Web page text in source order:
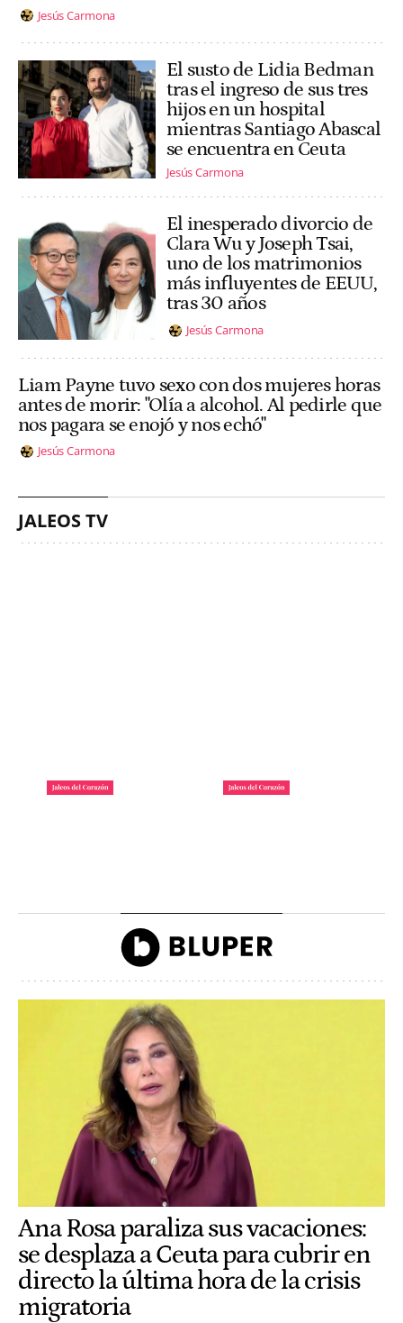
Jesús Carmona
El susto de Lidia Bedman
tras el ingreso de sus tres
hijos en un hospital
mientras Santiago Abascal
se encuentra en Ceuta
Jesús Carmona
El inesperado divorcio de
Clara Wu y Joseph Tsai,
uno de los matrimonios
más influyentes de EEUU,
tras 30 años
Jesús Carmona
Liam Payne tuvo sexo con dos mujeres horas
antes de morir: "Olía a alcohol. Al pedirle que
nos pagara se enojó y nos echó"
Jesús Carmona
JALEOS TV
Ana Rosa paraliza sus vacaciones:
se desplaza a Ceuta para cubrir en
directo la última hora de la crisis
migratoria